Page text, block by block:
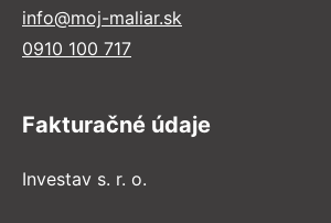
info@moj-maliar.sk
0910 100 717
Fakturačné údaje
Investav s. r. o.